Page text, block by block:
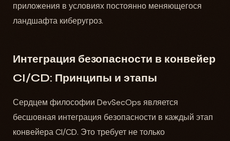
приложения в условиях постоянно меняющегося
ландшафта киберугроз.
Интеграция безопасности в конвейер
CI/CD: Принципы и этапы
Сердцем философии DevSecOps является
бесшовная интеграция безопасности в каждый этап
конвейера CI/CD. Это требует не только